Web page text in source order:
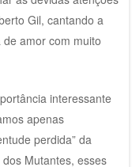
Gil, cantando a
de amor com muito
interessante
apenas
perdida” da
Mutantes, esses